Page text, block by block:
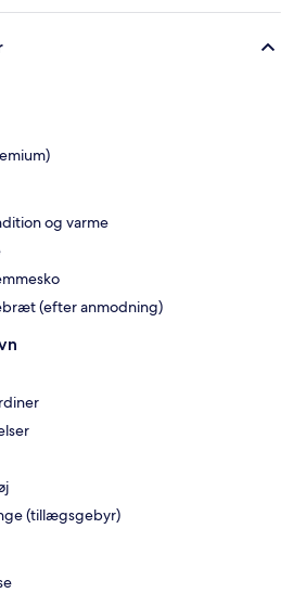
og varme
(efter anmodning)
(tillægsgebyr)